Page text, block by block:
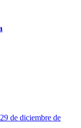
29 de diciembre de